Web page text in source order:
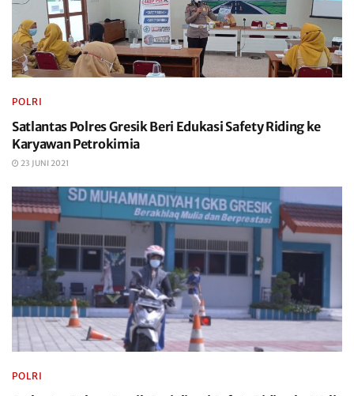
POLRI
Satlantas Polres Gresik Beri Edukasi Safety Riding ke
Karyawan Petrokimia
23 JUNI 2021
POLRI